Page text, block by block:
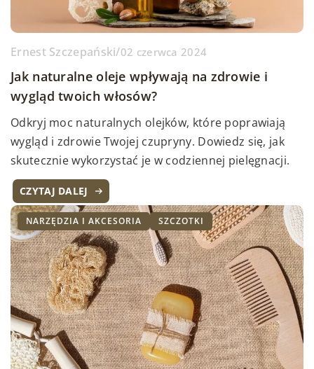
Ernest Szczepański/02 czerwca 2024
Jak naturalne oleje wpływają na zdrowie i
wygląd twoich włosów?
Odkryj moc naturalnych olejków, które poprawiają
wygląd i zdrowie Twojej czupryny. Dowiedz się, jak
skutecznie wykorzystać je w codziennej pielęgnacji.
CZYTAJ DALEJ
NARZĘDZIA I AKCESORIA SZCZOTKI